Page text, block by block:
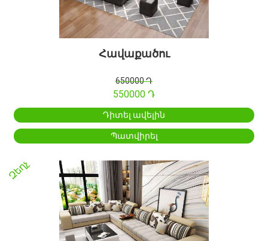
Հավաքածու
650000 Դ
550000 Դ
Դիտել ավելին
Պատվիրել
Զեղչ